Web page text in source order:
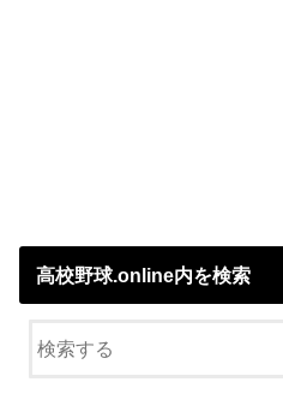
高校野球.online内を検索